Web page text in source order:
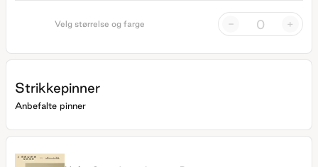
Velg størrelse og farge - +
Strikkepinner
Anbefalte pinner